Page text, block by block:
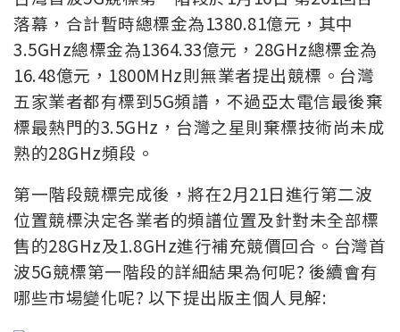
落幕，合計暫時總標金為1380.81億元，其中
3.5GHz總標金為1364.33億元，28GHz總標金為
16.48億元，1800MHz則無業者提出競標。台灣
五家業者都有標到5G頻譜，不過亞太電信最後棄
標最熱門的3.5GHz，台灣之星則棄標技術尚未成
熟的28GHz頻段。
第一階段競標完成後，將在2月21日進行第二波
位置競標決定各業者的頻譜位置及針對未全部標
售的28GHz及1.8GHz進行補充競價回合。台灣首
波5G競標第一階段的詳細結果為何呢? 後續會有
哪些市場變化呢? 以下提出版主個人見解: